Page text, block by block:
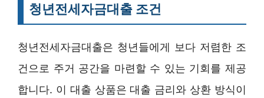
청년전세자금대출 조건
청년전세자금대출은 청년들에게 보다 저렴한 조
건으로 주거 공간을 마련할 수 있는 기회를 제공
합니다. 이 대출 상품은 대출 금리와 상환 방식이